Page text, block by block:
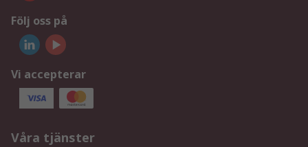
Följ oss på
Vi accepterar
Våra tjänster